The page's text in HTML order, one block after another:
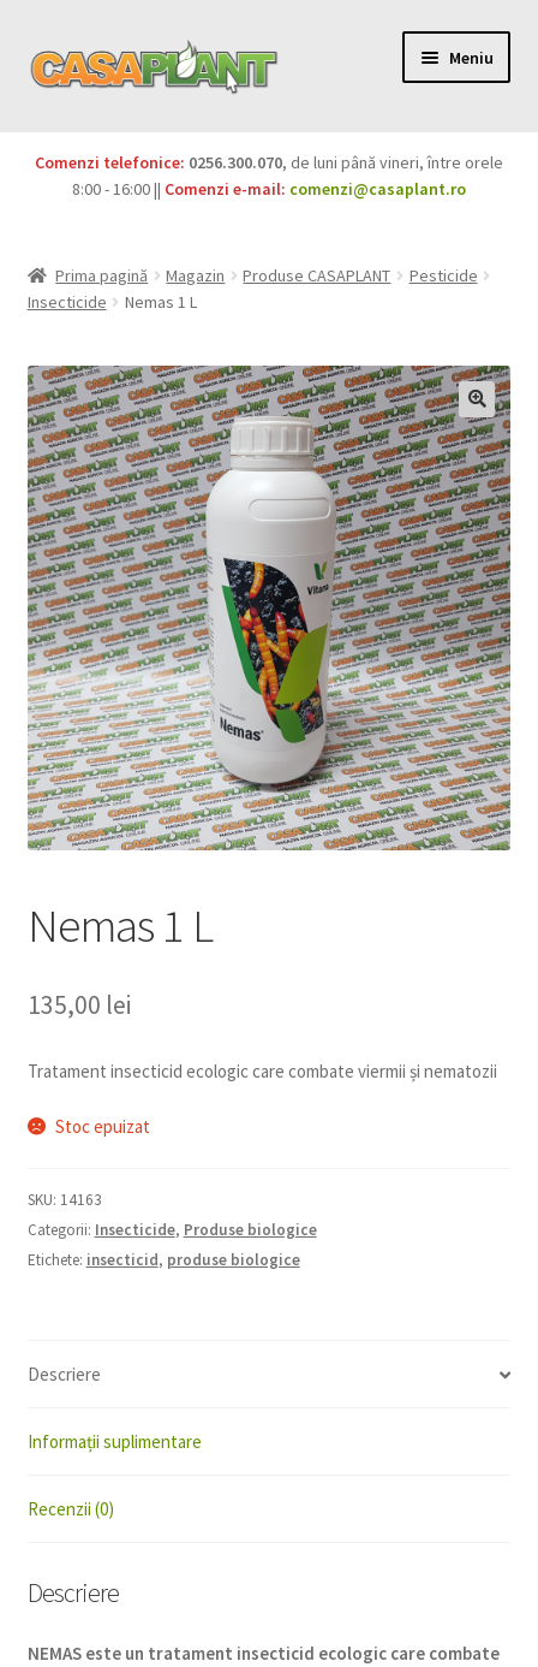
Meniu
Pesticide
copil
Produse BIO
Igienă publică
Casa și grădina
Extinde
meniul
copil
Sere și solarii
Extinde
meniul
copil
Comenzi telefonice: 0256.300.070, de luni până vineri, între orele
8:00 - 16:00 || Comenzi e-mail: comenzi@casaplant.ro
Prima pagină Magazin Produse CASAPLANT
Pesticide
Insecticide
Nemas 1 L
Nemas 1 L
135,00 lei
Tratament insecticid ecologic care combate viermii și nematozii
Stoc epuizat
SKU: 14163
Categorii: Insecticide, Produse biologice
Etichete: insecticid, produse biologice
Descriere
Informații suplimentare
Recenzii (0)
Descriere
NEMAS este un tratament insecticid ecologic care combate